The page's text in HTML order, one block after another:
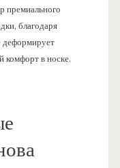
премиального
благодаря
деформирует
комфорт в носке.